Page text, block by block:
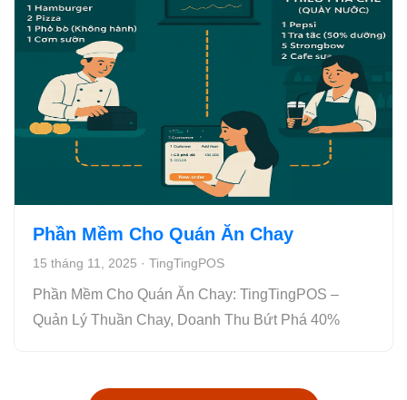
Phần Mềm Cho Quán Ăn Chay
15 tháng 11, 2025 · TingTingPOS
Phần Mềm Cho Quán Ăn Chay: TingTingPOS –
Quản Lý Thuần Chay, Doanh Thu Bứt Phá 40%